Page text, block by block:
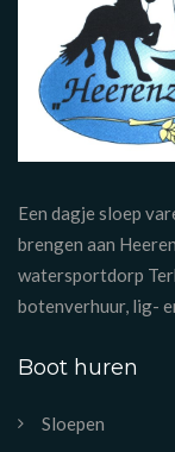
Een dagje sloep
brengen aan
watersportdorp
botenverhuur, lig-
Boot huren
Sloepen